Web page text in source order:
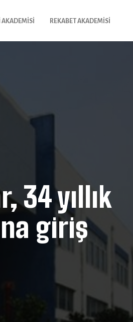
REKABET AKADEMISI
34 yıllık
giriş